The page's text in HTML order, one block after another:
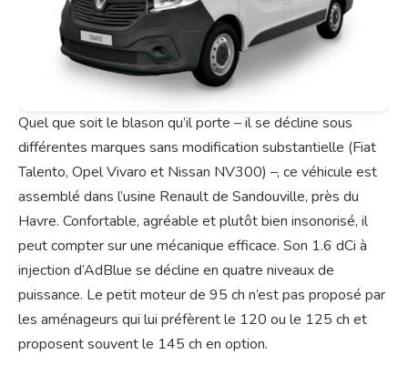
Quel que soit le blason qu’il porte – il se décline sous
différentes marques sans modification substantielle (Fiat
Talento, Opel Vivaro et Nissan NV300) –, ce véhicule est
assemblé dans l’usine Renault de Sandouville, près du
Havre. Confortable, agréable et plutôt bien insonorisé, il
peut compter sur une mécanique efficace. Son 1.6 dCi à
injection d’AdBlue se décline en quatre niveaux de
puissance. Le petit moteur de 95 ch n’est pas proposé par
les aménageurs qui lui préfèrent le 120 ou le 125 ch et
proposent souvent le 145 ch en option.